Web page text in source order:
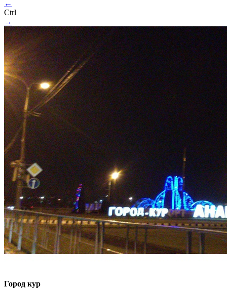
←
Ctrl
→
Город кур